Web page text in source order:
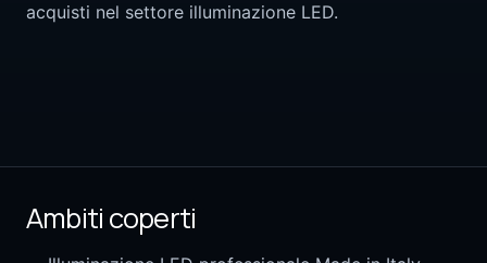
acquisti nel settore illuminazione LED.
Ambiti coperti